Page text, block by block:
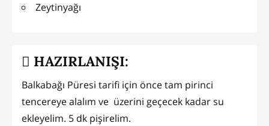
Zeytinyağı
HAZIRLANIŞI:
Balkabağı Püresi tarifi için önce tam pirinci
tencereye alalım ve üzerini geçecek kadar su
ekleyelim. 5 dk pişirelim.